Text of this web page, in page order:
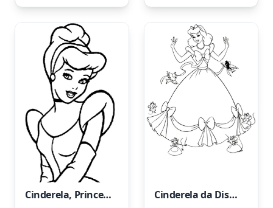
Cinderela, Princesa Disney Cinderela da Disney Princess